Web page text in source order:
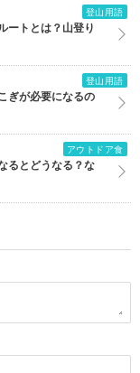
登山用語
ートとは？山登り
登山用語
ぎが必要になるの
アウトドア食
るとどうなる？な